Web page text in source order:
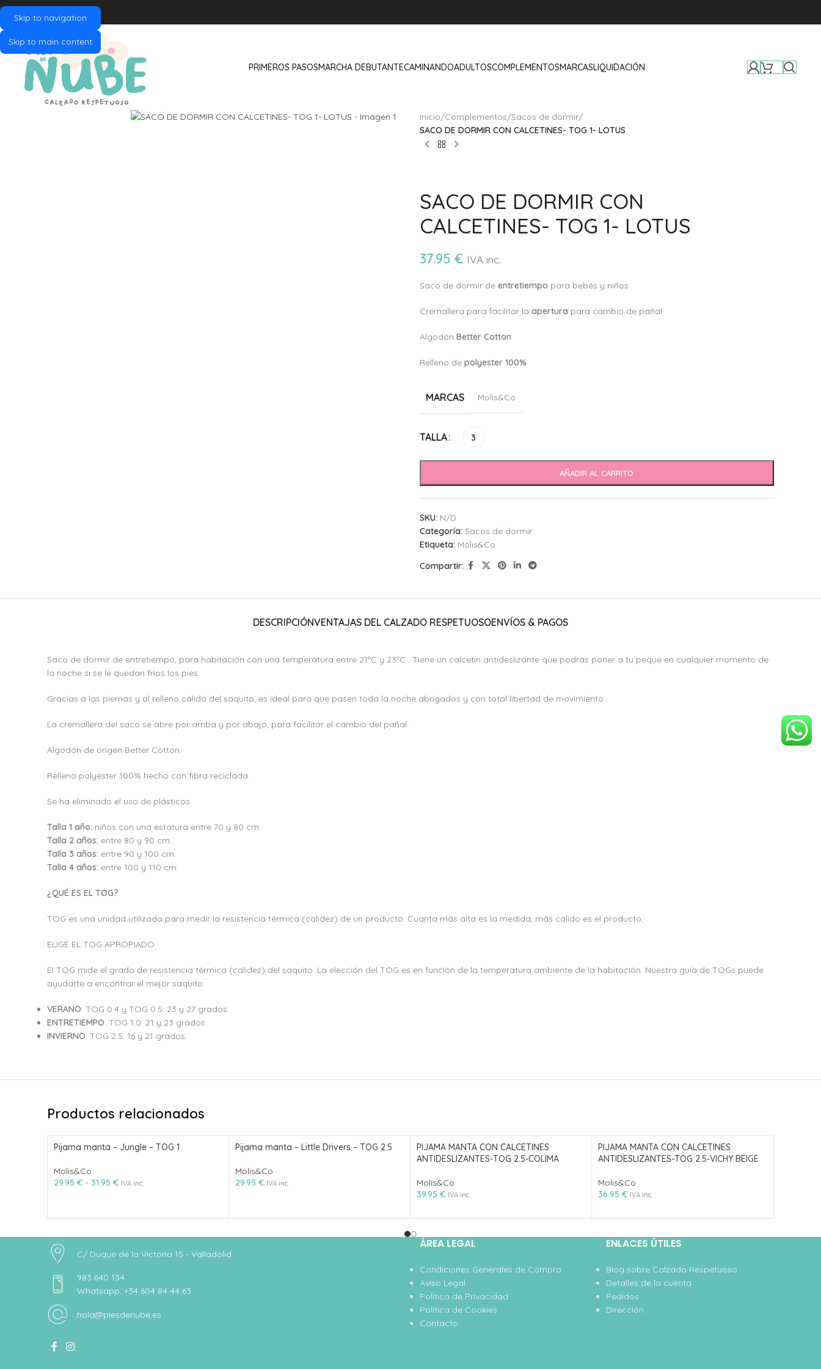
Skip to navigation
Skip to main content
PRIMEROS PASOSMARCHA DEBUTANTECAMINANDOADULTOSCOMPLEMENTOSMARCASLIQUIDACIÓN
Inicio/Complementos/Sacos de dormir/
SACO DE DORMIR CON CALCETINES- TOG 1- LOTUS
SACO DE DORMIR CON
CALCETINES- TOG 1- LOTUS
37.95 € IVA inc.
Saco de dormir de entretiempo para bebés y niños
Cremallera para facilitar la apertura para cambio de pañal
Algodón Better Cotton
Relleno de polyester 100%
MARCAS Molis&Co
TALLA 3
AÑADIR AL CARRITO
Alternative:
SKU: N/D
Categoría: Sacos de dormir
Etiqueta: Molis&Co
Compartir:
DESCRIPCIÓNVENTAJAS DEL CALZADO RESPETUOSOENVÍOS & PAGOS
Saco de dormir de entretiempo, para habitación con una temperatura entre 21ºC y 23ºC . Tiene un calcetín antideslizante que podrás poner a tu peque en cualquier momento de
la noche si se le quedan fríos los pies.
Gracias a las piernas y al relleno cálido del saquito, es ideal para que pasen toda la noche abrigados y con total libertad de movimiento.
La cremallera del saco se abre por arriba y por abajo, para facilitar el cambio del pañal.
Algodón de origen Better Cotton.
Relleno polyester 100% hecho con fibra reciclada.
Se ha eliminado el uso de plásticos.
Talla 1 año: niños con una estatura entre 70 y 80 cm.
Talla 2 años: entre 80 y 90 cm.
Talla 3 años: entre 90 y 100 cm.
Talla 4 años: entre 100 y 110 cm.
¿QUÉ ES EL TOG?
TOG es una unidad utilizada para medir la resistencia térmica (calidez) de un producto. Cuanta más alta es la medida, más cálido es el producto,
ELIGE EL TOG APROPIADO
El TOG mide el grado de resistencia térmica (calidez) del saquito. La elección del TOG es en función de la temperatura ambiente de la habitación. Nuestra guía de TOGs puede
ayudarte a encontrar el mejor saquito:
VERANO: TOG 0.4 y TOG 0.5: 23 y 27 grados.
ENTRETIEMPO: TOG 1.0: 21 y 23 grados.
INVIERNO: TOG 2.5: 16 y 21 grados.
Productos relacionados
Pijama manta – Jungle – TOG 1
Molis&Co
29.95 € - 31.95 € IVA inc.
Pijama manta – Little Drivers – TOG 2.5
Molis&Co
29.95 € IVA inc.
PIJAMA MANTA CON CALCETINES
ANTIDESLIZANTES-TOG 2.5-COLIMA
Molis&Co
39.95 € IVA inc.
PIJAMA MANTA CON CALCETINES
ANTIDESLIZANTES-TOG 2.5-VICHY BEIGE
Molis&Co
36.95 € IVA inc.
C/ Duque de la Victoria 15 - Valladolid
983 640 134
Whatsapp: +34 604 84 44 63
hola@piesdenube.es
ÁREA LEGAL
Condiciones Generales de Compra
Aviso Legal
Política de Privacidad
Política de Cookies
Contacto
ENLACES ÚTILES
Blog sobre Calzado Respetuoso
Detalles de la cuenta
Pedidos
Dirección